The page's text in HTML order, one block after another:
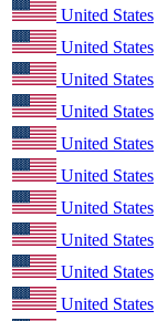
United States
United States
United States
United States
United States
United States
United States
United States
United States
United States